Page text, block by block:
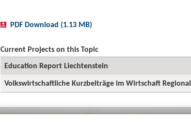
PDF Download (1.13 MB)
Current Projects on this Topic
Education Report Liechtenstein
Volkswirtschaftliche Kurzbeiträge im Wirtschaft Regional